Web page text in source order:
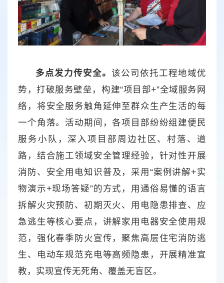
多点发力传安全。 该公司依托工程地域优
势，打破服务壁垒，构建“项目部+”全域服务网
络，将安全服务触角延伸至群众生产生活的每
一个角落。活动期间，各项目部纷纷组建便民
服务小队，深入项目部周边社区、村落、道
路，结合施工领域安全管理经验，针对性开展
消防、安全用电知识普及，采用“案例讲解+实
物演示+现场答疑”的方式，用通俗易懂的语言
拆解火灾预防、初期灭火、用电隐患排查、应
急逃生等核心要点，讲解家用电器安全使用规
范，强化春季防火宣传，聚焦高层住宅消防逃
生、电动车规范充电等高频隐患，开展精准宣
教，实现宣传无死角、覆盖无盲区。